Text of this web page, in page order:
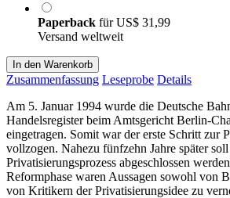
Paperback fürUS$ 31,99
Versand weltweit
In den Warenkorb
Zusammenfassung Leseprobe Details
Am 5. Januar 1994 wurde die Deutsche
Handelsregister beim Amtsgericht Berlin-
eingetragen. Somit war der erste Schritt zur
vollzogen. Nahezu fünfzehn Jahre später
Privatisierungsprozess abgeschlossen
Reformphase waren Aussagen sowohl von
von Kritikern der Privatisierungsidee zu